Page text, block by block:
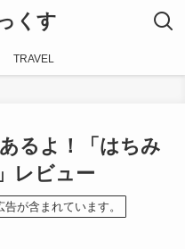
くす
TRAVEL
るよ！「はちみ
レビュー
が含まれています。